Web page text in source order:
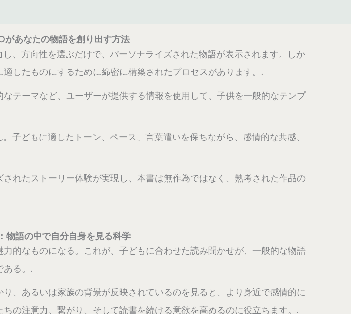
があなたの物語を創り出す方法
、方向性を選ぶだけで、パーソナライズされた物語が表示されます。しか
したものにするために綿密に構築されたプロセスがあります。.
テーマなど、ユーザーが提供する情報を使用して、子供を一般的なテンプ
子どもに適したトーン、ペース、言葉遣いを保ちながら、感情的な共感、
れたストーリー体験が実現し、本書は無作為ではなく、熟考された作品の
物語の中で自分自身を見る科学
的なものになる。これが、子どもに合わせた読み聞かせが、一般的な物語
ある。.
、あるいは家族の背景が反映されているのを見ると、より身近で感情的に
の注意力、繋がり、そして読書を続ける意欲を高めるのに役立ちます。.